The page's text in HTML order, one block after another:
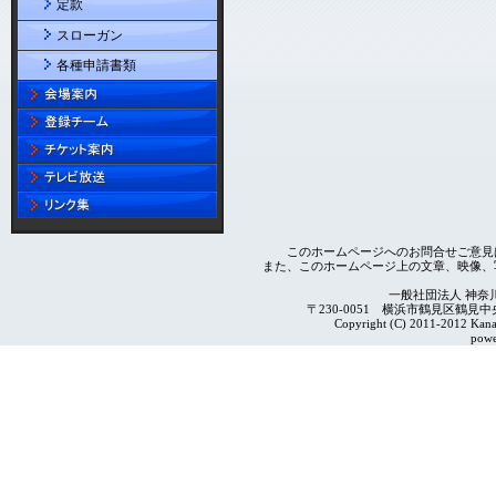
定款
スローガン
各種申請書類
このホームページへのお問合せご意
また、このホームページ上の文章、映像
一般社団法人 神奈
〒230-0051 横浜市鶴見区鶴見
Copyright (C) 2011-2012